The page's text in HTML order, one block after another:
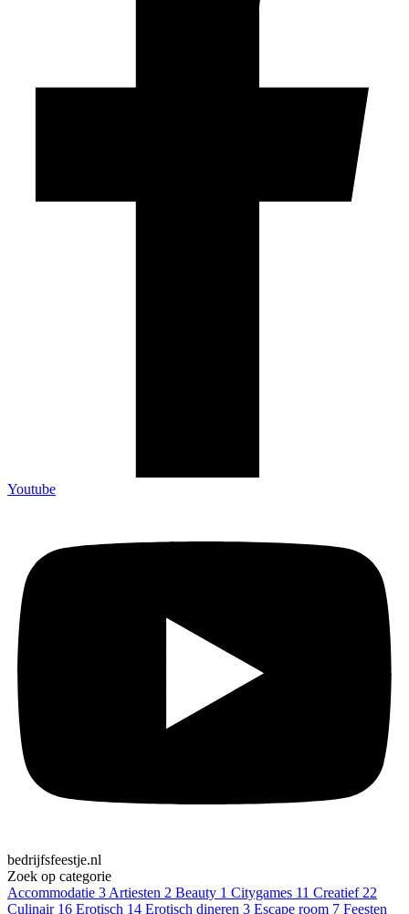
Youtube
bedrijfsfeestje.nl
Zoek op categorie
Accommodatie 3 Artiesten 2 Beauty 1 Citygames 11 Creatief 22
Culinair 16 Erotisch 14 Erotisch dineren 3 Escape room 7 Feesten